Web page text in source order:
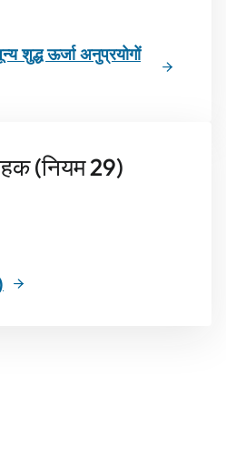
शुद्ध ऊर्जा अनुप्रयोगों
(नियम 29)